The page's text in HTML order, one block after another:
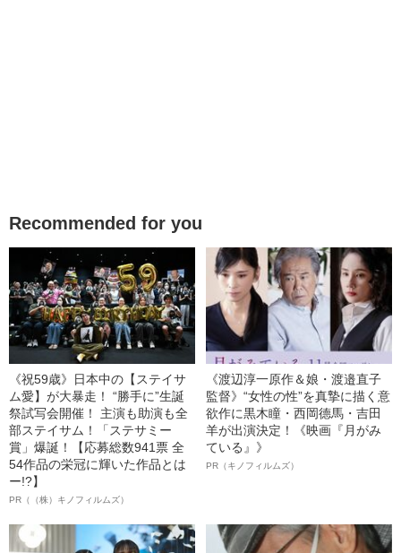
Recommended for you
《祝59歳》日本中の【ステイサ
ム愛】が大暴走！ “勝手に”生誕
祭試写会開催！ 主演も助演も全
部ステイサム！「ステサミー
賞」爆誕！【応募総数941票 全
54作品の栄冠に輝いた作品とは
ー!?】
PR（（株）キノフィルムズ）
《渡辺淳一原作＆娘・渡邉直子
監督》“女性の性”を真摯に描く意
欲作に黒木瞳・西岡德馬・吉田
羊が出演決定！《映画『月がみ
ている』》
PR（キノフィルムズ）